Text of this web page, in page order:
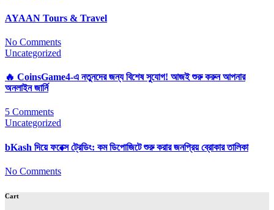
AYAAN Tours & Travel
No Comments
Uncategorized
🔥 CoinsGame4-এ নতুনদের জন্য বিশেষ সুযোগ! আজই শুরু করুন আপনার
অনলাইন জার্নি
5 Comments
Uncategorized
bKash দিয়ে ফরেক্স ট্রেডিং: কম ডিপোজিটে শুরু করার জনপ্রিয় ব্রোকার তালিকা
No Comments
Cart